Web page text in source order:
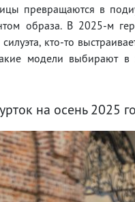
превращаются в
образа. В 2025-м
кто-то
модели выбирают в
на осень 2025